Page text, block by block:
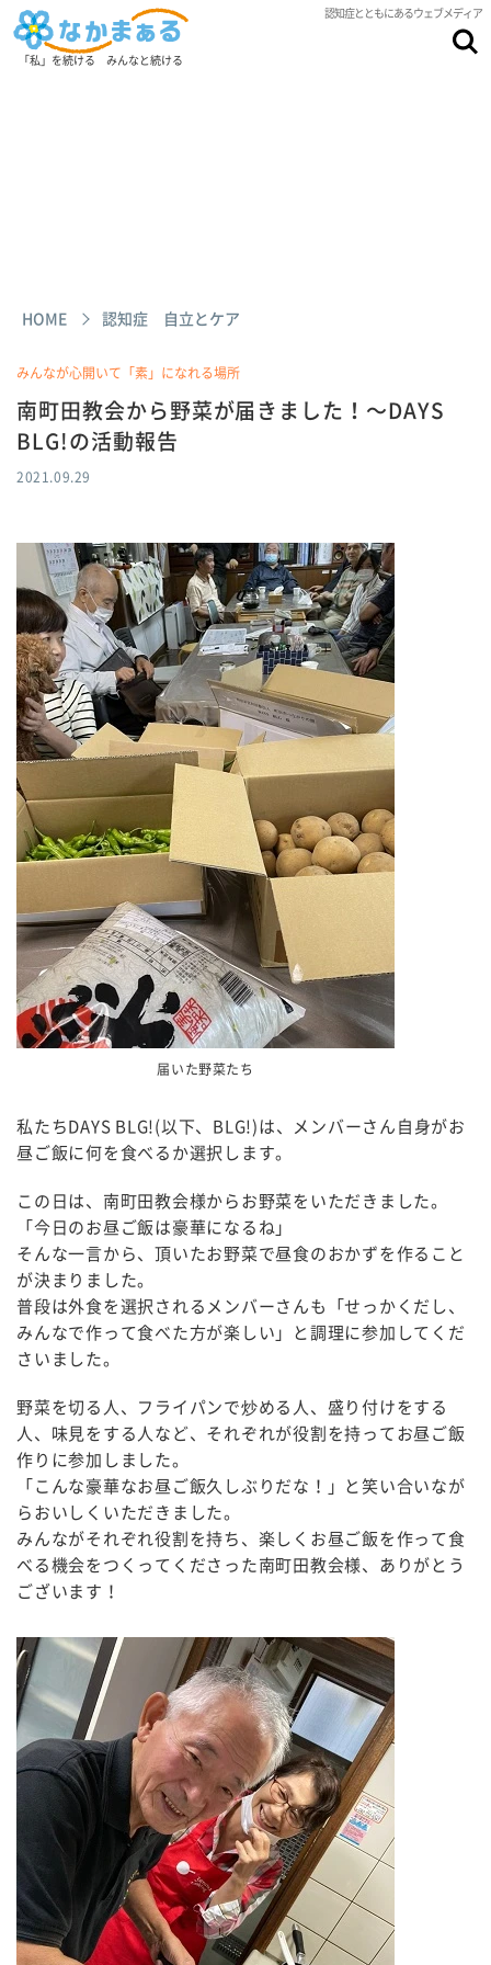
認知症とともにあるウェブメディア
「私」を続ける みんなと続ける
HOME 認知症 自立とケア
みんなが心開いて「素」になれる場所
南町田教会から野菜が届きました！～DAYS
BLG!の活動報告
2021.09.29
届いた野菜たち
私たちDAYS BLG!(以下、BLG!)は、メンバーさん自身がお
昼ご飯に何を食べるか選択します。
この日は、南町田教会様からお野菜をいただきました。
「今日のお昼ご飯は豪華になるね」
そんな一言から、頂いたお野菜で昼食のおかずを作ること
が決まりました。
普段は外食を選択されるメンバーさんも「せっかくだし、
みんなで作って食べた方が楽しい」と調理に参加してくだ
さいました。
野菜を切る人、フライパンで炒める人、盛り付けをする
人、味見をする人など、それぞれが役割を持ってお昼ご飯
作りに参加しました。
「こんな豪華なお昼ご飯久しぶりだな！」と笑い合いなが
らおいしくいただきました。
みんながそれぞれ役割を持ち、楽しくお昼ご飯を作って食
べる機会をつくってくださった南町田教会様、ありがとう
ございます！